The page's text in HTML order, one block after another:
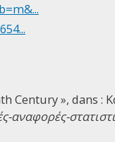
Century », dans :
αναφορές-